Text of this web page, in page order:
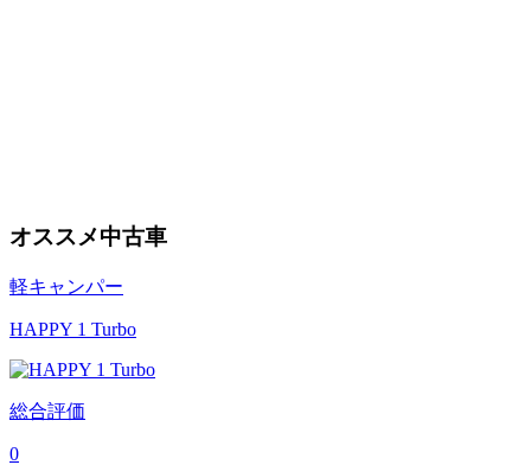
オススメ中古車
軽キャンパー
HAPPY 1 Turbo
総合評価
0